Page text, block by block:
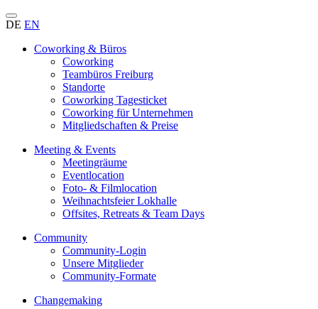
DE EN
Coworking & Büros
Coworking
Teambüros Freiburg
Standorte
Coworking Tagesticket
Coworking für Unternehmen
Mitgliedschaften & Preise
Meeting & Events
Meetingräume
Eventlocation
Foto- & Filmlocation
Weihnachtsfeier Lokhalle
Offsites, Retreats & Team Days
Community
Community-Login
Unsere Mitglieder
Community-Formate
Changemaking